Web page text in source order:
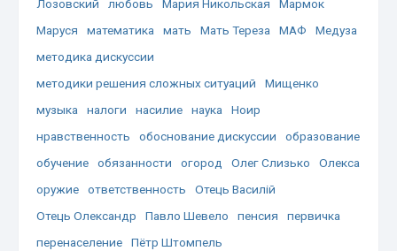
Лозовский
любовь Мария Никольская
Мармок
Маруся
математика мать Мать Тереза МАФ
Медуза
методика дискуссии
методики решения сложных ситуаций
Мищенко
музыка
налоги насилие наука
Ноир
нравственность
обоснование дискуссии
образование
обучение
обязанности огород Олег Слизько
Олекса
оружие
ответственность
Отець Василій
Отець Олександр
Павло Шевело пенсия
первичка
перенаселение
Пётр Штомпель